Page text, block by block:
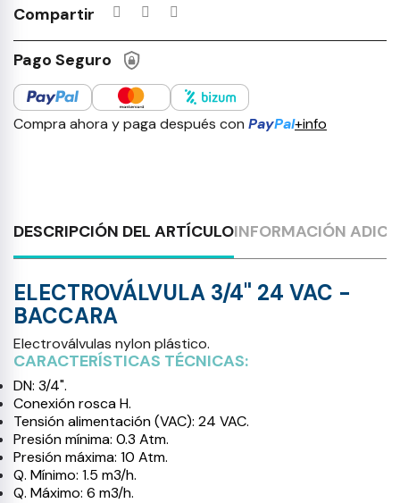
Compartir
Pago Seguro
Compra ahora y paga después con PayPal+info
DESCRIPCIÓN DEL ARTÍCULOINFORMACIÓN
ELECTROVÁLVULA 3/4" 24 VAC -
BACCARA
Electroválvulas nylon plástico.
CARACTERÍSTICAS TÉCNICAS:
DN: 3/4".
Conexión rosca H.
Tensión alimentación (VAC): 24 VAC.
Presión mínima: 0.3 Atm.
Presión máxima: 10 Atm.
Q. Mínimo: 1.5 m3/h.
Q. Máximo: 6 m3/h.